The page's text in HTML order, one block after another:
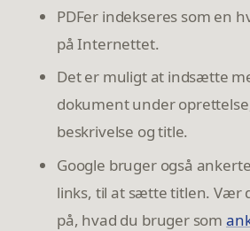
PDFer indekseres som en
på Internettet.
Det er muligt at indsætte
dokument under
beskrivelse og title.
Google bruger også
links, til at sætte titlen. Vær
på, hvad du bruger som